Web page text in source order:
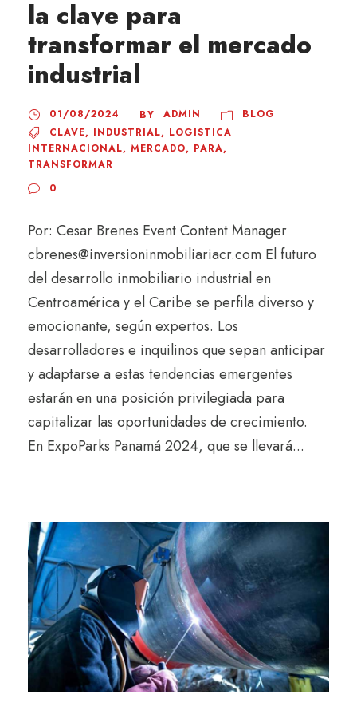
la clave para
transformar el mercado
industrial
01/08/2024 BY ADMIN
BLOG
CLAVE, INDUSTRIAL, LOGISTICA
INTERNACIONAL, MERCADO, PARA,
TRANSFORMAR
0
Por: Cesar Brenes Event Content Manager
cbrenes@inversioninmobiliariacr.com El futuro
del desarrollo inmobiliario industrial en
Centroamérica y el Caribe se perfila diverso y
emocionante, según expertos. Los
desarrolladores e inquilinos que sepan anticipar
y adaptarse a estas tendencias emergentes
estarán en una posición privilegiada para
capitalizar las oportunidades de crecimiento.
En ExpoParks Panamá 2024, que se llevará...